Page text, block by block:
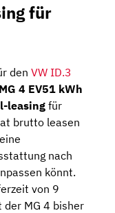
für
den VW ID.3
MG 4 EV51 kWh
leasingfür
brutto leasen
nach
könnt.
von 9
der MG 4 bisher